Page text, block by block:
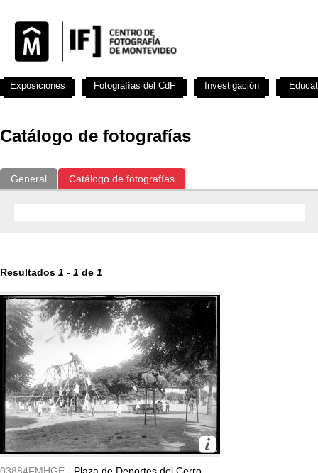
Catálogo de fotografías
General Catálogo de fotografías
Resultados 1 - 1 de 1
Exposiciones Fotografías del CdF Investigación